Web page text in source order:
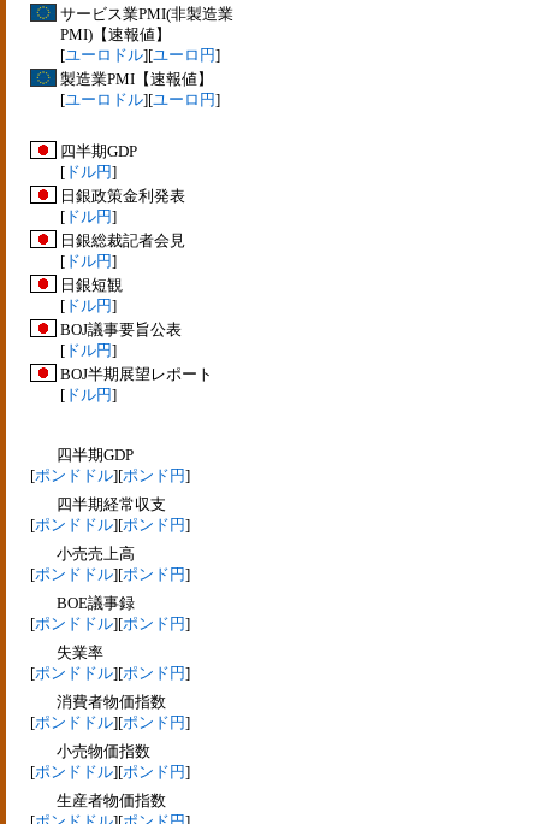
サービス業PMI(非製造業
PMI)【速報値】
[ユーロドル][ユーロ円]
製造業PMI【速報値】
[ユーロドル][ユーロ円]
四半期GDP
[ ドル円]
日銀政策金利発表
[ ドル円]
日銀総裁記者会見
[ ドル円]
日銀短観
[ ドル円]
BOJ議事要旨公表
[ ドル円]
BOJ半期展望レポート
[ ドル円]
四半期GDP
[ポンドドル][ポンド円]
四半期経常収支
[ポンドドル][ポンド円]
小売売上高
[ポンドドル][ポンド円]
BOE議事録
[ポンドドル][ポンド円]
失業率
[ポンドドル][ポンド円]
消費者物価指数
[ポンドドル][ポンド円]
小売物価指数
[ポンドドル][ポンド円]
生産者物価指数